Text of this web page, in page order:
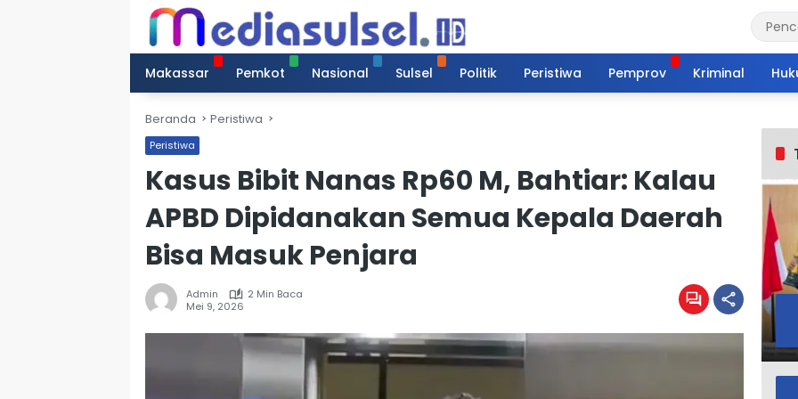
Makassar
Pemkot Nasional Sulsel Politik Peristiwa Pemprov Kriminal
Beranda Peristiwa
Peristiwa
Kasus Bibit Nanas Rp60 M, Bahtiar: Kalau
APBD Dipidanakan Semua Kepala Daerah
Bisa Masuk Penjara
Admin
2 Min Baca
Mei 9, 2026